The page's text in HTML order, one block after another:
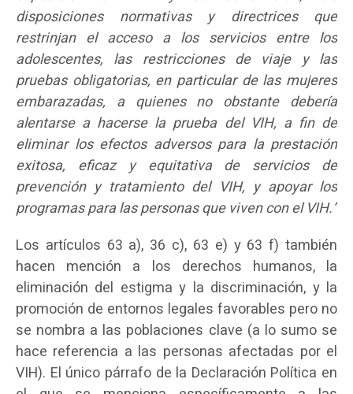
disposiciones normativas y directrices que
restrinjan el acceso a los servicios entre los
adolescentes, las restricciones de viaje y las
pruebas obligatorias, en particular de las mujeres
embarazadas, a quienes no obstante debería
alentarse a hacerse la prueba del VIH, a fin de
eliminar los efectos adversos para la prestación
exitosa, eficaz y equitativa de servicios de
prevención y tratamiento del VIH, y apoyar los
programas para las personas que viven con el VIH.”
Los artículos 63 a), 36 c), 63 e) y 63 f) también
hacen mención a los derechos humanos, la
eliminación del estigma y la discriminación, y la
promoción de entornos legales favorables pero no
se nombra a las poblaciones clave (a lo sumo se
hace referencia a las personas afectadas por el
VIH). El único párrafo de la Declaración Política en